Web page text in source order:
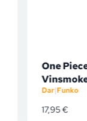
One
Dar|Funko
17,95€